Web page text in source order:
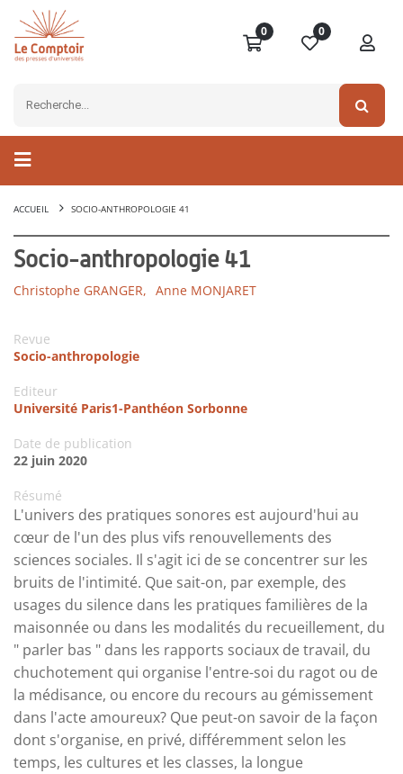
0 0
ACCUEIL SOCIO-ANTHROPOLOGIE 41
Socio-anthropologie 41
Christophe GRANGER, Anne MONJARET
Revue
Socio-anthropologie
Editeur
Université Paris1-Panthéon Sorbonne
Date de publication
22 juin 2020
Résumé
L'univers des pratiques sonores est aujourd'hui au
cœur de l'un des plus vifs renouvellements des
sciences sociales. Il s'agit ici de se concentrer sur les
bruits de l'intimité. Que sait-on, par exemple, des
usages du silence dans les pratiques familières de la
maisonnée ou dans les modalités du recueillement, du
" parler bas " dans les rapports sociaux de travail, du
chuchotement qui organise l'entre-soi du ragot ou de
la médisance, ou encore du recours au gémissement
dans l'acte amoureux? Que peut-on savoir de la façon
dont s'organise, en privé, différemment selon les
temps, les cultures et les classes, la longue